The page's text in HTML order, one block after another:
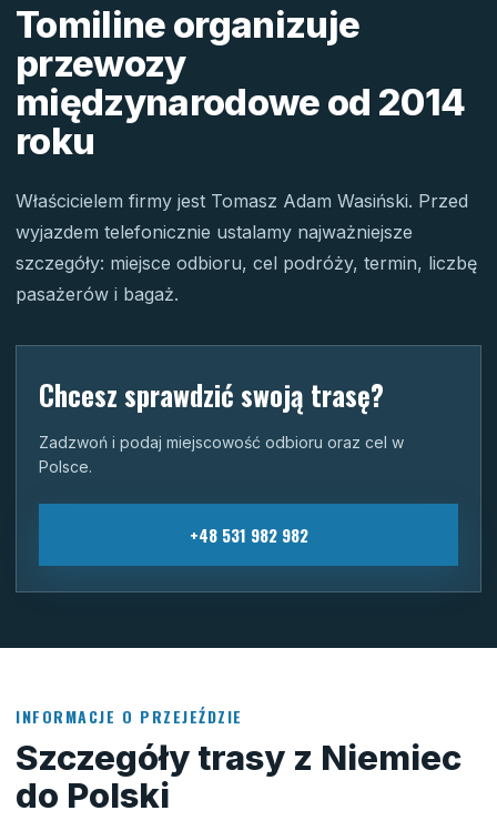
Tomiline organizuje
przewozy
międzynarodowe od 2014
roku
Właścicielem firmy jest Tomasz Adam Wasiński. Przed
wyjazdem telefonicznie ustalamy najważniejsze
szczegóły: miejsce odbioru, cel podróży, termin, liczbę
pasażerów i bagaż.
Chcesz sprawdzić swoją trasę?
Zadzwoń i podaj miejscowość odbioru oraz cel w
Polsce.
+48 531 982 982
INFORMACJE O PRZEJEŹDZIE
Szczegóły trasy z Niemiec
do Polski